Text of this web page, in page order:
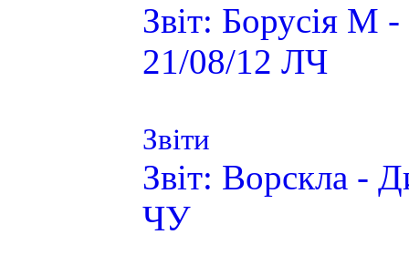
Звіт: Борусія М
21/08/12 ЛЧ
Звіти
Звіт: Ворскла -
ЧУ